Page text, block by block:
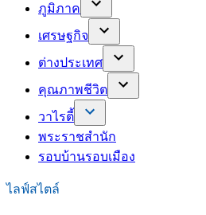
ภูมิภาค
เศรษฐกิจ
ต่างประเทศ
คุณภาพชีวิต
วาไรตี้
พระราชสำนัก
รอบบ้านรอบเมือง
ไลฟ์สไตล์